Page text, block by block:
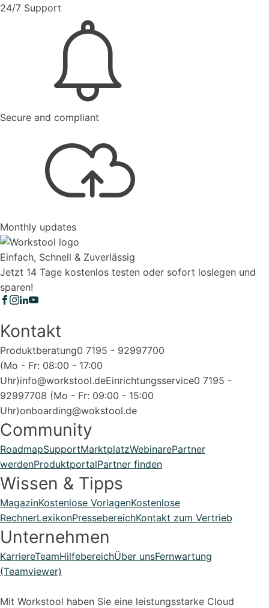
24/7 Support
Secure and compliant
Monthly updates
Einfach, Schnell & Zuverlässig
Jetzt 14 Tage kostenlos testen oder sofort loslegen und
sparen!
Kontakt
Produktberatung0 7195 - 92997700
(Mo - Fr: 08:00 - 17:00
Uhr)info@workstool.deEinrichtungsservice0 7195 -
92997708 (Mo - Fr: 09:00 - 15:00
Uhr)onboarding@wokstool.de
Community
RoadmapSupportMarktplatzWebinarePartner
werdenProduktportalPartner finden
Wissen & Tipps
MagazinKostenlose VorlagenKostenlose
RechnerLexikonPressebereichKontakt zum Vertrieb
Unternehmen
KarriereTeamHilfebereichÜber unsFernwartung
(Teamviewer)
Mit Workstool haben Sie eine leistungsstarke Cloud